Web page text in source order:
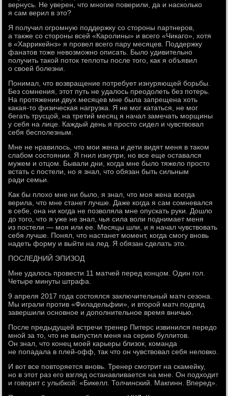
вернусь. Не уверен, что многие поверили, да и насколько
я сам верил в это?
Я получил огромную поддержку со стороны партнеров,
а также со стороны всей «Каролины» и всего «Чикаго», хотя
в «Харрикейнз» я провел всего пару месяцев. Поддержку
фанатов тоже невозможно описать. Было удивительно
получить такой поток теплоты после того, как я объявил
о своей болезни.
Понимал, что возвращение потребует изнуряющей борьбы.
Без сомнения, этот путь не удалось преодолеть без потерь.
На протяжении двух месяцев мне была запрещена хоть
какая-то физическая нагрузка. Я не мог кататься, не мог
бегать трусцой, на третий месяц я начал замечать морщины
у себя на лице. Каждый день я просто сидел и чувствовал
себя бесполезным.
Мне не нравилось, что мои жена и дети видят меня в таком
слабом состоянии. Я гнил изнутри, но все еще оставался
мужем и отцом. Бывали дни, когда мне было тяжело просто
встать с постели, но я знал, что обязан быть сильным
ради семьи.
Как бы плохо мне ни было, я знал, что моя жена всегда
верила, что мне станет лучше. Даже когда я сам сомневался
в себе, она ни когда не позволяла мне опускать руки. Дошло
до того, что я уже не знал, чья сила воли поднимает меня
из постели — моя или ее. Месяцы шли, и я начал чувствовать
себя лучше. Понял, что настанет момент, когда смогу вновь
надеть форму и выйти на лед. Я обязан сделать это.
ПОСЛЕДНИЙ ЭПИЗОД
Мне удалось провести 11 матчей перед концом. Один гол.
Четыре минуты штрафа.
9 апреля 2017 года состоялся заключительный матч сезона.
Мы играли против «Филадельфии», и второй матч подряд
завершили основное и дополнительное время вничью.
После предыдущей встречи тренер Питерс извинился передо
мной за то, что не выпустил меня на серию буллитов.
Он знал, что конец моей карьеры близок, команда
не попадала в плей-офф, так что он чувствовал себя неловко.
И вот все повторяется вновь. Тренер смотрит на скамейку,
но в этот раз его взгляд останавливается на мне. Он подходит
и говорит с улыбкой: «Бикелл. Толчинский. Макгинн. Вперед».